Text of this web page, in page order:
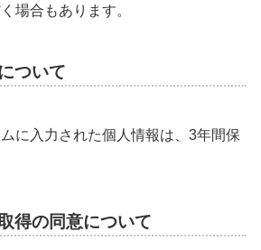
場合もあります。
ついて
に入力された個人情報は、3年間保
得の同意について